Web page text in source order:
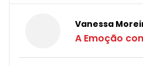
Vanessa
A Emoção